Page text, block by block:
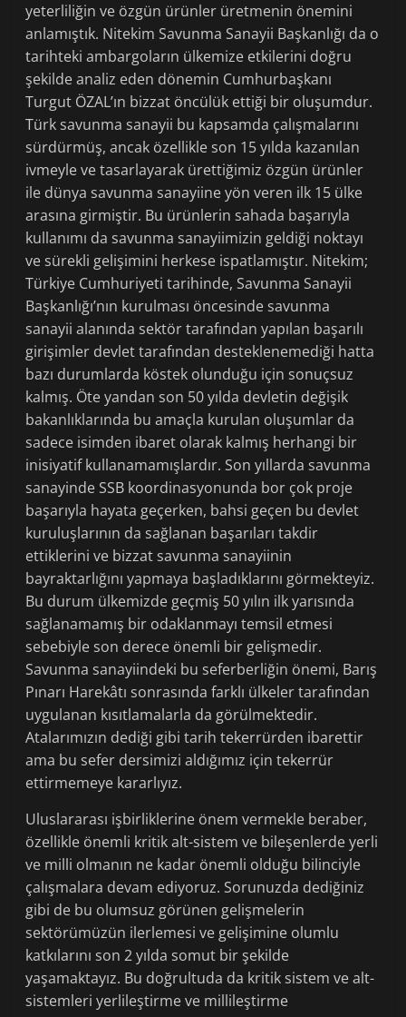
yeterliliğin ve özgün ürünler üretmenin önemini
anlamıştık. Nitekim Savunma Sanayii Başkanlığı da o
tarihteki ambargoların ülkemize etkilerini doğru
şekilde analiz eden dönemin Cumhurbaşkanı
Turgut ÖZAL’ın bizzat öncülük ettiği bir oluşumdur.
Türk savunma sanayii bu kapsamda çalışmalarını
sürdürmüş, ancak özellikle son 15 yılda kazanılan
ivmeyle ve tasarlayarak ürettiğimiz özgün ürünler
ile dünya savunma sanayiine yön veren ilk 15 ülke
arasına girmiştir. Bu ürünlerin sahada başarıyla
kullanımı da savunma sanayiimizin geldiği noktayı
ve sürekli gelişimini herkese ispatlamıştır. Nitekim;
Türkiye Cumhuriyeti tarihinde, Savunma Sanayii
Başkanlığı’nın kurulması öncesinde savunma
sanayii alanında sektör tarafından yapılan başarılı
girişimler devlet tarafından desteklenemediği hatta
bazı durumlarda köstek olunduğu için sonuçsuz
kalmış. Öte yandan son 50 yılda devletin değişik
bakanlıklarında bu amaçla kurulan oluşumlar da
sadece isimden ibaret olarak kalmış herhangi bir
inisiyatif kullanamamışlardır. Son yıllarda savunma
sanayinde SSB koordinasyonunda bor çok proje
başarıyla hayata geçerken, bahsi geçen bu devlet
kuruluşlarının da sağlanan başarıları takdir
ettiklerini ve bizzat savunma sanayiinin
bayraktarlığını yapmaya başladıklarını görmekteyiz.
Bu durum ülkemizde geçmiş 50 yılın ilk yarısında
sağlanamamış bir odaklanmayı temsil etmesi
sebebiyle son derece önemli bir gelişmedir.
Savunma sanayiindeki bu seferberliğin önemi, Barış
Pınarı Harekâtı sonrasında farklı ülkeler tarafından
uygulanan kısıtlamalarla da görülmektedir.
Atalarımızın dediği gibi tarih tekerrürden ibarettir
ama bu sefer dersimizi aldığımız için tekerrür
ettirmemeye kararlıyız.
Uluslararası işbirliklerine önem vermekle beraber,
özellikle önemli kritik alt-sistem ve bileşenlerde yerli
ve milli olmanın ne kadar önemli olduğu bilinciyle
çalışmalara devam ediyoruz. Sorunuzda dediğiniz
gibi de bu olumsuz görünen gelişmelerin
sektörümüzün ilerlemesi ve gelişimine olumlu
katkılarını son 2 yılda somut bir şekilde
yaşamaktayız. Bu doğrultuda da kritik sistem ve alt-
sistemleri yerlileştirme ve millileştirme